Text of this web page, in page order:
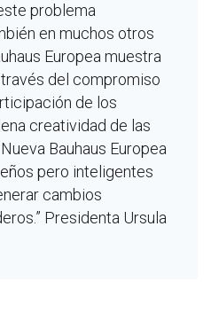
problema
en muchos otros
Europea muestra
del compromiso
de los
creatividad de las
Bauhaus Europea
pero inteligentes
cambios
Presidenta Ursula